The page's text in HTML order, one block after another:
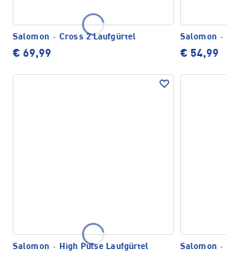
Salomon · Cross 2 Laufgürtel
€ 69,99
Salomon ·
€ 54,99
Salomon · High Pulse Laufgürtel Salomon ·